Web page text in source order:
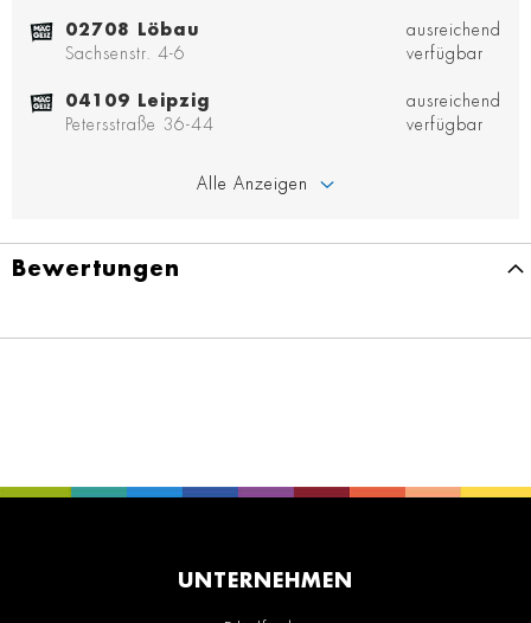
02708 Löbau
Sachsenstr. 4-6
ausreichend
verfügbar
04109 Leipzig
Petersstraße 36-44
ausreichend
verfügbar
Alle Anzeigen
Bewertungen
UNTERNEHMEN